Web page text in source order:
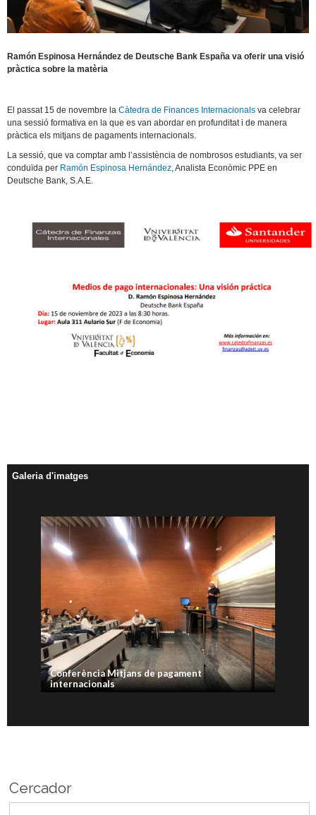
Ramón Espinosa Hernández de Deutsche Bank España va oferir una visió
pràctica sobre la matèria
El passat 15 de novembre laCàtedra de Finances Internacionals va celebrar
una sessió formativa en la que es van abordar en profunditat i de manera
pràctica els mitjans de pagaments internacionals.
​La sessió, que va comptar amb l’assistència de nombrosos estudiants, va ser
conduïda per Ramón Espinosa Hernández, Analista Econòmic PPE en
Deutsche Bank, S.A.E.
Galeria d'imatges
Conferència Mitjans de pagament
internacionals
Cercador